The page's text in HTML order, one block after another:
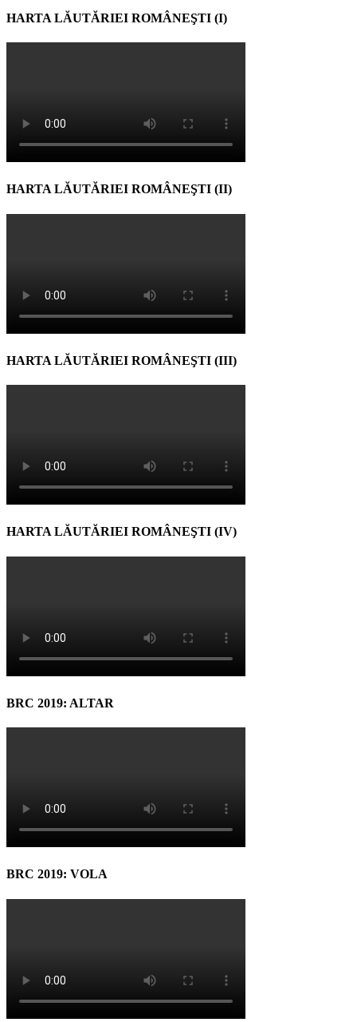
HARTA LĂUTĂRIEI ROMÂNEŞTI (I)
HARTA LĂUTĂRIEI ROMÂNEŞTI (II)
HARTA LĂUTĂRIEI ROMÂNEŞTI (III)
HARTA LĂUTĂRIEI ROMÂNEŞTI (IV)
BRC 2019: ALTAR
BRC 2019: VOLA